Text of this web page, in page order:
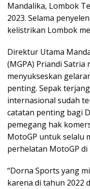
Mandalika, Lombok
2023. Selama
kelistrikan Lombok
Direktur Utama
(MGPA) Priandi
menyukseskan
penting. Sepak
internasional sudah
catatan penting bagi
pemegang hak
MotoGP untuk selalu
perhelatan MotoGP di
“Dorna Sports yang
karena di tahun 2022